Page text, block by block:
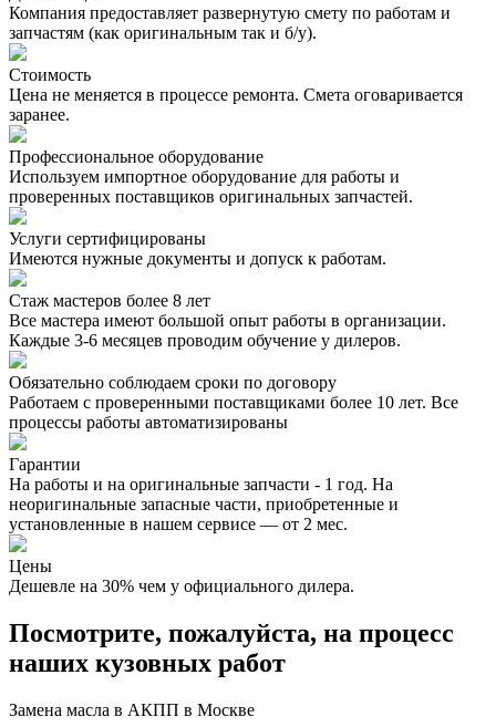
Компания предоставляет развернутую смету по работам и
запчастям (как оригинальным так и б/у).
Стоимость
Цена не меняется в процессе ремонта. Смета оговаривается
заранее.
Профессиональное оборудование
Используем импортное оборудование для работы и
проверенных поставщиков оригинальных запчастей.
Услуги сертифицированы
Имеются нужные документы и допуск к работам.
Стаж мастеров более 8 лет
Все мастера имеют большой опыт работы в организации.
Каждые 3-6 месяцев проводим обучение у дилеров.
Обязательно соблюдаем сроки по договору
Работаем с проверенными поставщиками более 10 лет. Все
процессы работы автоматизированы
Гарантии
На работы и на оригинальные запчасти - 1 год. На
неоригинальные запасные части, приобретенные и
установленные в нашем сервисе — от 2 мес.
Цены
Дешевле на 30% чем у официального дилера.
Посмотрите, пожалуйста, на процесс
наших кузовных работ
Замена масла в АКПП в Москве